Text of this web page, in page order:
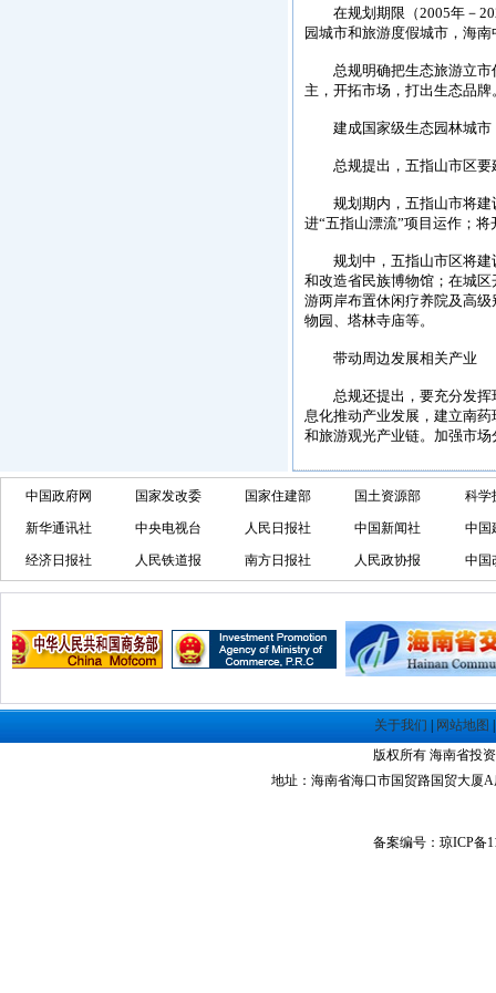
在规划期限（2005年－
园城市和旅游度假城市，海
总规明确把生态旅游立市
主，开拓市场，打出生态品牌
建成国家级生态园林城市
总规提出，五指山市区要
规划期内，五指山市将建
进“五指山漂流”项目运作；
规划中，五指山市区将建
和改造省民族博物馆；在城
游两岸布置休闲疗养院及高
物园、塔林寺庙等。
带动周边发展相关产业
总规还提出，要充分发挥
息化推动产业发展，建立南
和旅游观光产业链。加强市
中国政府网 国家发改委 国家住建部 国土资源部 科学
新华通讯社 中央电视台 人民日报社 中国新闻社 中国
经济日报社 人民铁道报 南方日报社 人民政协报 中国
关于我们 | 网站地图
版权所有 海南省投资
地址：海南省海口市国贸路国贸大厦A
备案编号：琼ICP备